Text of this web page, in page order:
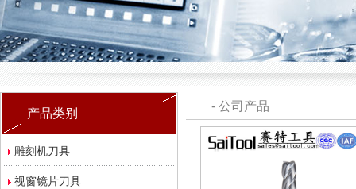
产品类别
雕刻机刀具
视窗镜片刀具
- 公司产品